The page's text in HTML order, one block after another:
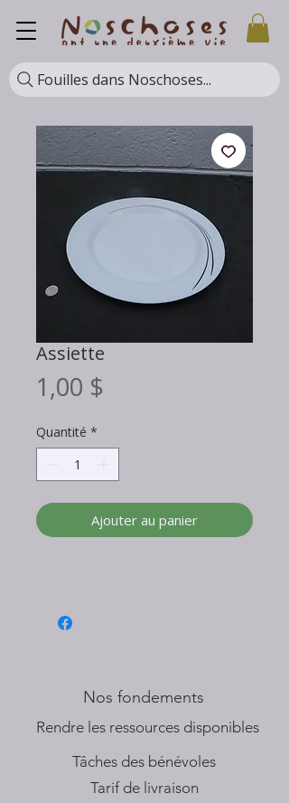
Fouilles dans Noschoses...
Assiette
1,00 $
Quantité *
Ajouter au panier
Nos fondements
​Rendre les ressources disponibles
Tâches des bénévoles
Tarif de livraison